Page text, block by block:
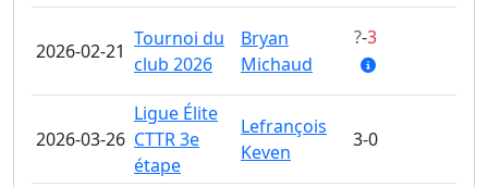
2026-02-21
Tournoi du
club 2026
Bryan
Michaud
?-3
2026-03-26
Ligue Élite
CTTR 3e
étape
Lefrançois
Keven
3-0